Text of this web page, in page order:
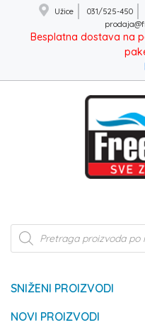
Užice 031/525-450
Besplatna dostava na
Products
search
SNIŽENI PROIZVODI
NOVI PROIZVODI